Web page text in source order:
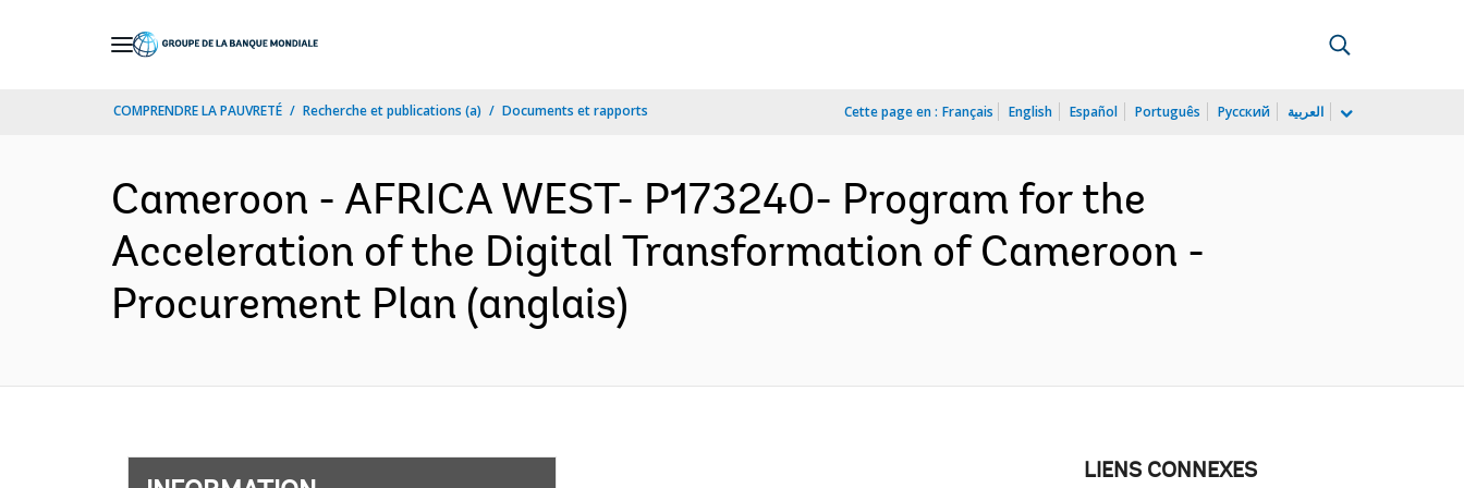
COMPRENDRE LA PAUVRETÉ Recherche et publications (a) Documents et rapports Cette page en : Français English Español Português Русский العربية
Cameroon - AFRICA WEST- P173240- Program for the
Acceleration of the Digital Transformation of Cameroon -
Procurement Plan (anglais)
LIENS CONNEXES